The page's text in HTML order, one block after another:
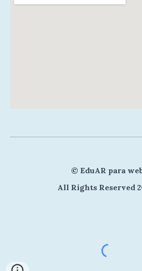
© EduAR para
All Rights Reserved